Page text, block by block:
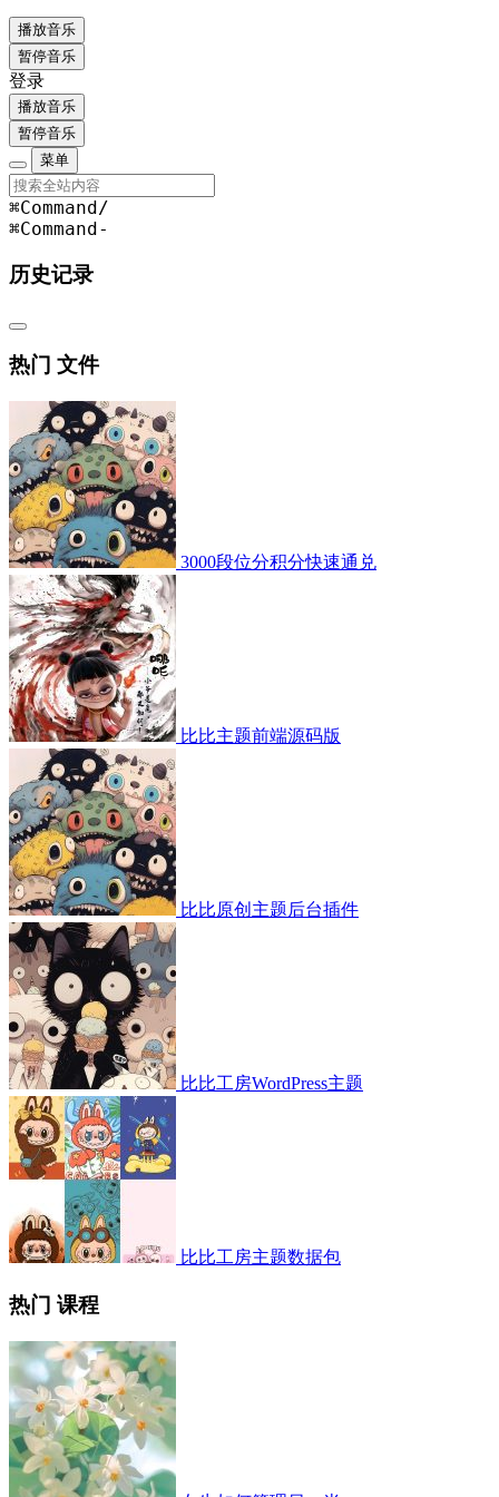
播放音乐
暂停音乐
登录
播放音乐
暂停音乐
菜单
⌘Command /
⌘Command -
历史记录
热门 文件
3000段位分积分快速通兑
比比主题前端源码版
比比原创主题后台插件
比比工房WordPress主题
比比工房主题数据包
热门 课程